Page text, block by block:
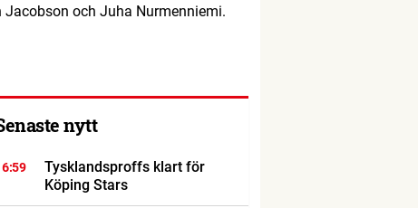
Jacobson och Juha Nurmenniemi.
nytt
Tysklandsproffs klart för
Köping Stars